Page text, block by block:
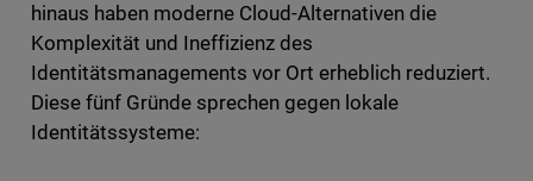
hinaus haben moderne Cloud-Alternativen die
Komplexität und Ineffizienz des
Identitätsmanagements vor Ort erheblich reduziert.
Diese fünf Gründe sprechen gegen lokale
Identitätssysteme: